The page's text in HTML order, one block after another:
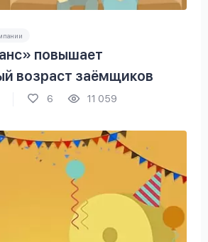
повышает
возраст заёмщиков
6 11 059